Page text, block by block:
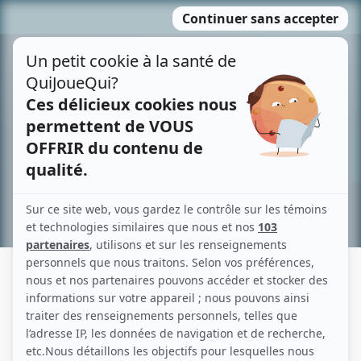
MENU
contenu
Recherche avancée »
JOSÉE LAMONTAGNE
Liens
Fiche de Josée Lamontagne sur Showbizz.net